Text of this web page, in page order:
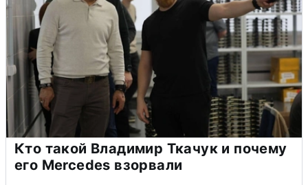
Кто такой Владимир Ткачук и почему
его Mercedes взорвали